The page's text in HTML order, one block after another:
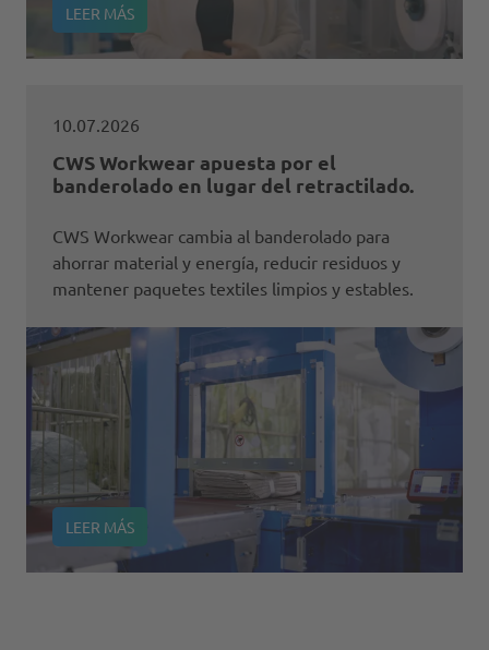
LEER MÁS
10.07.2026
CWS Workwear apuesta por el
banderolado en lugar del retractilado.
CWS Workwear cambia al banderolado para
ahorrar material y energía, reducir residuos y
mantener paquetes textiles limpios y estables.
LEER MÁS